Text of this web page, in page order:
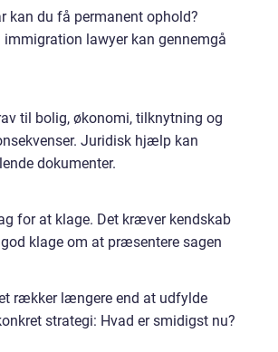
kan du få permanent ophold?
lawyer kan gennemgå
til bolig, økonomi, tilknytning og
Juridisk hjælp kan
dokumenter.
for at klage. Det kræver kendskab
klage om at præsentere sagen
rækker længere end at udfylde
strategi: Hvad er smidigst nu?